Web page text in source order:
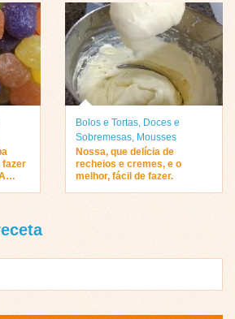
fazer
Bolos e Tortas, Doces e
Sobremesas, Mousses
Nossa, que delícia de
recheios e cremes, e o
melhor, fácil de fazer.